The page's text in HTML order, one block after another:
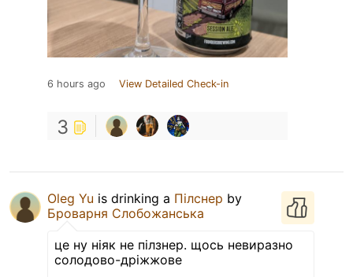
6 hours ago View Detailed Check-in
3
Oleg Yu is drinking a Пілснер by
Броварня Слобожанська
це ну ніяк не пілзнер. щось невиразно
солодово-дріжжове